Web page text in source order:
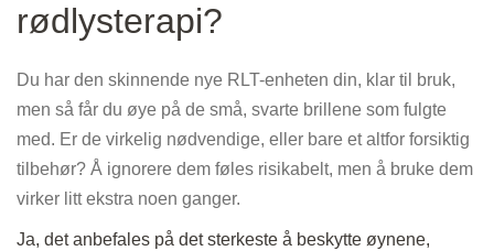
rødlysterapi?
Du har den skinnende nye RLT-enheten din, klar til bruk,
men så får du øye på de små, svarte brillene som fulgte
med. Er de virkelig nødvendige, eller bare et altfor forsiktig
tilbehør? Å ignorere dem føles risikabelt, men å bruke dem
virker litt ekstra noen ganger.
Ja, det anbefales på det sterkeste å beskytte øynene,